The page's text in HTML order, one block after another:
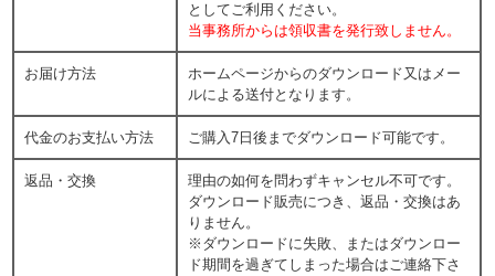
としてご利用ください。
当事務所からは領収書を発行致しません。
お届け方法
ホームページからのダウンロード又はメー
ルによる送付となります。
代金のお支払い方法 ご購入7日後までダウンロード可能です。
返品・交換
理由の如何を問わずキャンセル不可です。
ダウンロード販売につき、返品・交換はあ
りません。
※ダウンロードに失敗、またはダウンロー
ド期間を過ぎてしまった場合はご連絡下さ